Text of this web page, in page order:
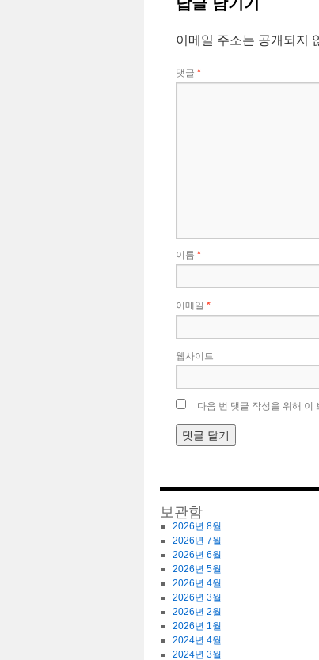
이메일 주소는 공개되지
댓글 *
이름 *
이메일 *
웹사이트
다음 번 댓글 작성을 위해 이
보관함
2026년 8월
2026년 7월
2026년 6월
2026년 5월
2026년 4월
2026년 3월
2026년 2월
2026년 1월
2024년 4월
2024년 3월